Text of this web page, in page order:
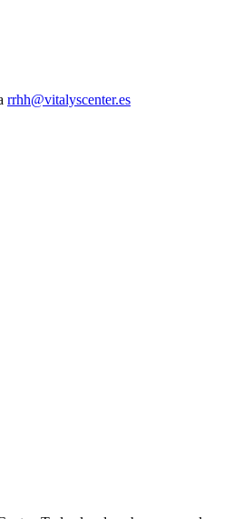
rrhh@vitalyscenter.es